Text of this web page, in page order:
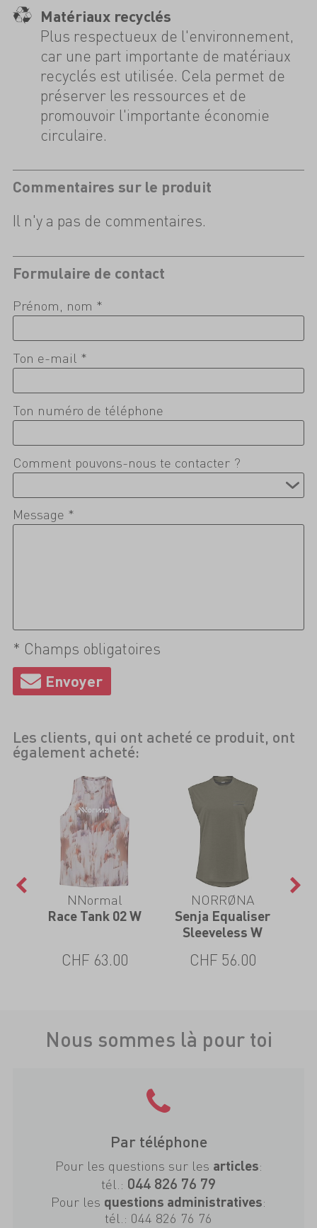
Matériaux recyclés
Plus respectueux de l'environnement,
car une part importante de matériaux
recyclés est utilisée. Cela permet de
préserver les ressources et de
promouvoir l'importante économie
circulaire.
Commentaires sur le produit
Il n'y a pas de commentaires.
Formulaire de contact
Prénom, nom *
Ton e-mail *
Ton numéro de téléphone
Comment pouvons-nous te contacter ?
Message *
* Champs obligatoires
Les clients, qui ont acheté ce produit, ont
également acheté:
NNormal
Race Tank 02 W
CHF 63.00
NORRØNA
Senja Equaliser
Sleeveless W
CHF 56.00
Nous sommes là pour toi
Par téléphone
Pour les questions sur les articles:
tél.: 044 826 76 79
Pour les questions administratives:
tél.: 044 826 76 76